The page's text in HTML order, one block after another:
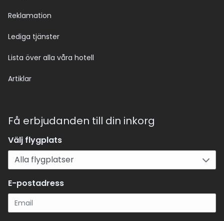
Reklamation
Lediga tjänster
Lista över alla våra hotell
Artiklar
Få erbjudanden till din inkorg
Välj flygplats
E-postadress